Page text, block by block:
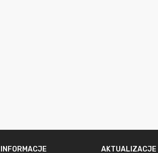
INFORMACJE AKTUALIZACJE